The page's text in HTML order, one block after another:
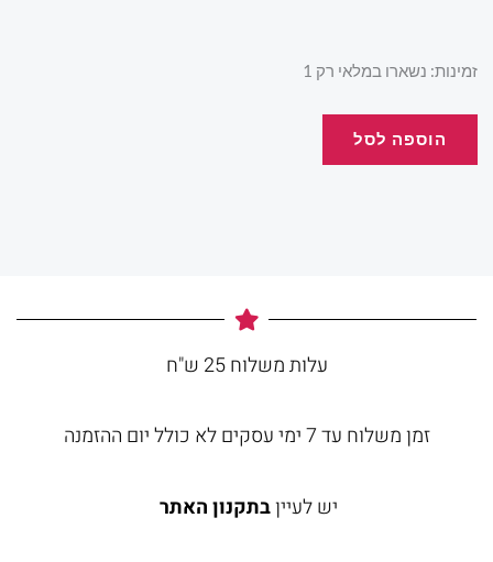
זמינות: נשארו במלאי רק 1
כמות
הוספה לסל
עלות משלוח 25 ש"ח
זמן משלוח עד 7 ימי עסקים לא כולל יום ההזמנה
יש לעייןבתקנון האתר